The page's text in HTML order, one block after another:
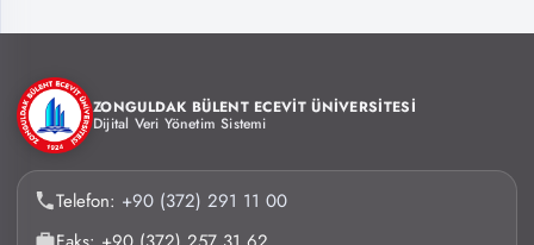
ZONGULDAK BÜLENT ECEVİT ÜNİVERSİTESİ
Dijital Veri Yönetim Sistemi
Telefon: +90 (372) 291 11 00